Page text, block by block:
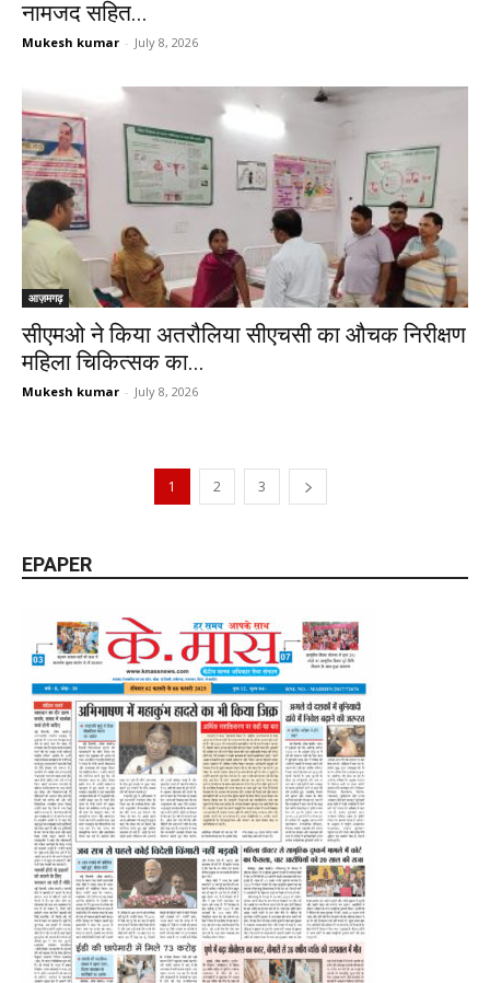
नामजद सहित...
Mukesh kumar - July 8, 2026
आज़मगढ़
सीएमओ ने किया अतरौलिया सीएचसी का औचक निरीक्षण
महिला चिकित्सक का...
Mukesh kumar - July 8, 2026
1 2 3
EPAPER